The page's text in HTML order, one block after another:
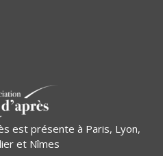
est présente à Paris, Lyon,
et Nîmes